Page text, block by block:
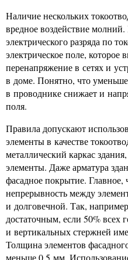
Наличие нескольких
вредное воздействие
электрического разряда по
электрическое поле, которое
перенапряжение в сетях и
в доме. Понятно, что
в проводнике снижает и
поля.
Правила допускают
элементы в качестве
металлический каркас
элементы. Даже арматура
фасадное покрытие. Главное,
непрерывность между
и долговечной. Так,
достаточным, если 50% всех
и вертикальных стержней
Толщина элементов
меньше 0,5 мм.